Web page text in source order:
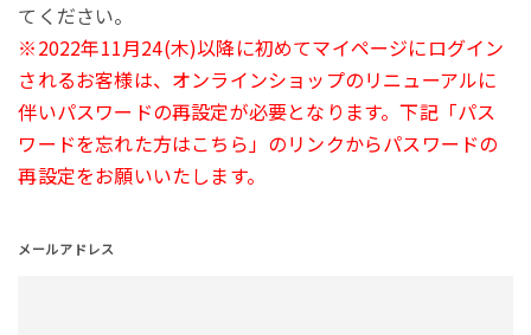
てください。
※2022年11月24(木)以降に初めてマイページにログイン
されるお客様は、オンラインショップのリニューアルに
伴いパスワードの再設定が必要となります。下記「パス
ワードを忘れた方はこちら」のリンクからパスワードの
再設定をお願いいたします。
メールアドレス